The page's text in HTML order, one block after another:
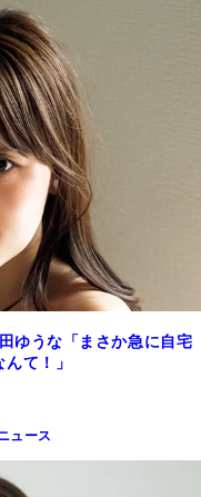
ゆうな「まさか急に自宅
て！」
ュース